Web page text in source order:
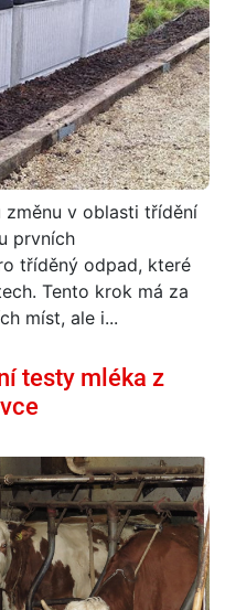
v oblasti třídění
prvních
tříděný odpad, které
Tento krok má za
míst, ale i...
testy mléka z